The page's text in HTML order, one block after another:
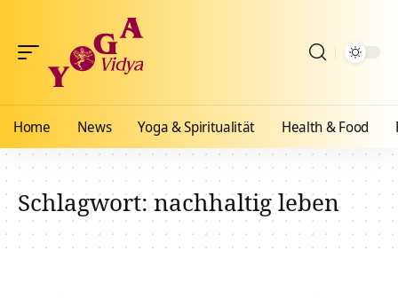
Home News Yoga & Spiritualität Health & Food
Schlagwort:nachhaltig leben